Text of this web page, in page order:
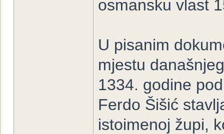
osmansku vlast
U pisanim
mjestu
1334. godine
Ferdo Šišić
istoimenoj župi,